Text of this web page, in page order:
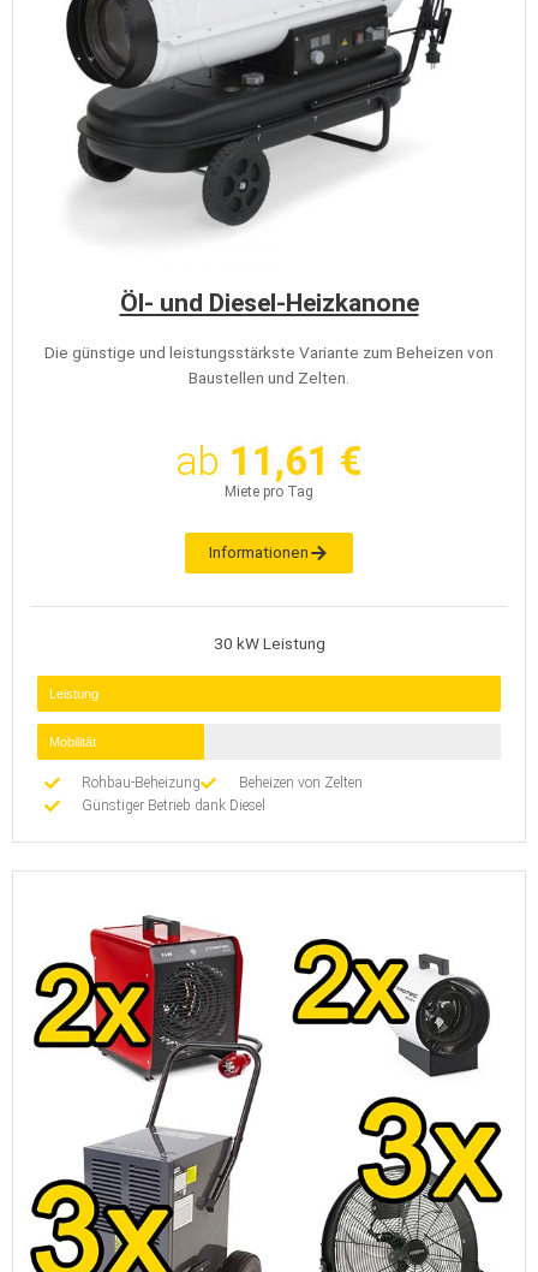
Öl- und Diesel-Heizkanone
Die günstige und leistungsstärkste Variante zum Beheizen von
Baustellen und Zelten.
ab 11,61 €
Miete pro Tag
Informationen
30 kW Leistung
Leistung
Mobilität
Rohbau-Beheizung
Beheizen von Zelten
Günstiger Betrieb dank Diesel